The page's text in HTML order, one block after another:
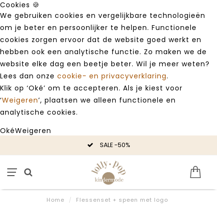
Cookies 🍪
We gebruiken cookies en vergelijkbare technologieën
om je beter en persoonlijker te helpen. Functionele
cookies zorgen ervoor dat de website goed werkt en
hebben ook een analytische functie. Zo maken we de
website elke dag een beetje beter. Wil je meer weten?
Lees dan onze cookie- en privacyverklaring.
Klik op ‘Oké’ om te accepteren. Als je kiest voor
‘Weigeren’, plaatsen we alleen functionele en
analytische cookies.
OkéWeigeren
SALE -50%
Home / Flessenset + speen met logo